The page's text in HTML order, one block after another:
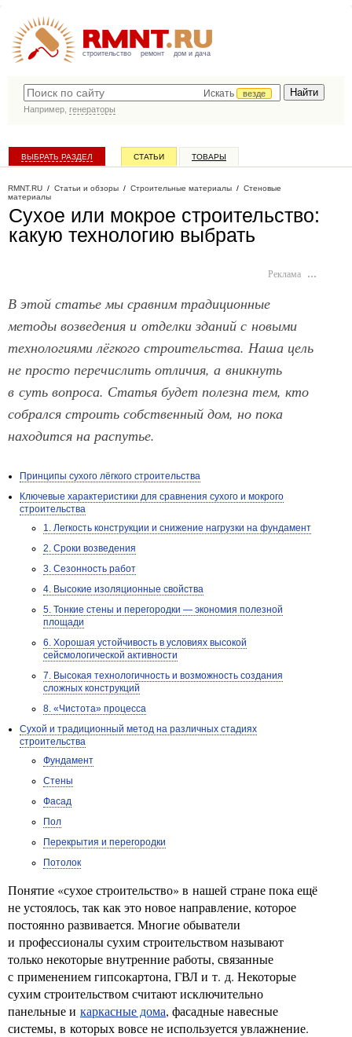
строительство ремонт дом и дача
Искать
везде
Например, генераторы
ВЫБРАТЬ РАЗДЕЛ СТАТЬИ ТОВАРЫ
RMNT.RU / Статьи и обзоры / Строительные материалы / Стеновые
материалы
Сухое или мокрое строительство:
какую технологию выбрать
Реклама …
В этой статье мы сравним традиционные
методы возведения и отделки зданий с новыми
технологиями лёгкого строительства. Наша цель
не просто перечислить отличия, а вникнуть
в суть вопроса. Статья будет полезна тем, кто
собрался строить собственный дом, но пока
находится на распутье.
Принципы сухого лёгкого строительства
Ключевые характеристики для сравнения сухого и мокрого
строительства
1. Легкость конструкции и снижение нагрузки на фундамент
2. Сроки возведения
3. Сезонность работ
4. Высокие изоляционные свойства
5. Тонкие стены и перегородки — экономия полезной
площади
6. Хорошая устойчивость в условиях высокой
сейсмологической активности
7. Высокая технологичность и возможность создания
сложных конструкций
8. «Чистота» процесса
Сухой и традиционный метод на различных стадиях
строительства
Фундамент
Стены
Фасад
Пол
Перекрытия и перегородки
Потолок
Понятие «сухое строительство» в нашей стране пока ещё
не устоялось, так как это новое направление, которое
постоянно развивается. Многие обыватели
и профессионалы сухим строительством называют
только некоторые внутренние работы, связанные
с применением гипсокартона, ГВЛ и т. д. Некоторые
сухим строительством считают исключительно
панельные и каркасные дома, фасадные навесные
системы, в которых вовсе не используется увлажнение.